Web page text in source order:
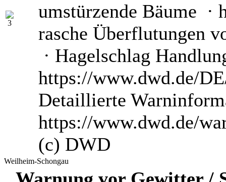
umstürzende Bäume ·
rasche Überflutungen
· Hagelschlag
https://www.dwd.de/
Detaillierte
https://www.dwd.de/
(c) DWD
Weilheim-Schongau